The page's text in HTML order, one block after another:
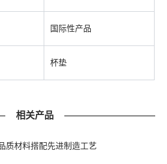
国际性产品
杯垫
相关产品
质材料搭配先进制造工艺